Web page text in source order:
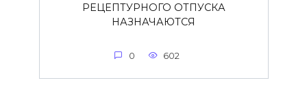
РЕЦЕПТУРНОГО ОТПУСКА
НАЗНАЧАЮТСЯ
0 602